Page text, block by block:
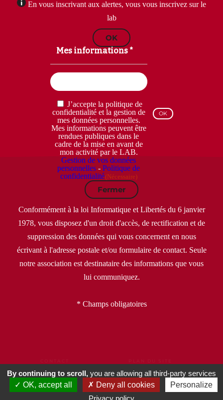
En vous inscrivant aux alertes, vous vous inscrivez sur le
lab
OK
Mes informations *
RGPD
(Nécessaire)
J’accepte la politique de
confidentialité et la gestion de
mes données personnelles.
Mes informations peuvent être
rendues publiques dans le
cadre de la mise en avant de
mon activité par le LAB.
Gestion de vos données
personnelles -Politique de
confidentialité(Nécessaire)
Fermer
Conformément à la loi Informatique et Libertés du 6 janvier
1978, vous disposez d'un droit d'accès, de rectification et de
suppression des données qui vous concernent en nous
écrivant à l'adresse postale et/ou formulaire de contact. Seule
notre association est destinataire des informations que vous
lui communiquez.
* Champs obligatoires
POLITIQUE DE CONFIDENTIALITÉ
DONNÉES PERSONNELLES
GESTION DE COOKIES
PARTENAIRES
COIN PRESSE
By continuing to scroll, you are allowing all third-party services
OK, accept all
Deny all cookies
Personalize
Privacy policy